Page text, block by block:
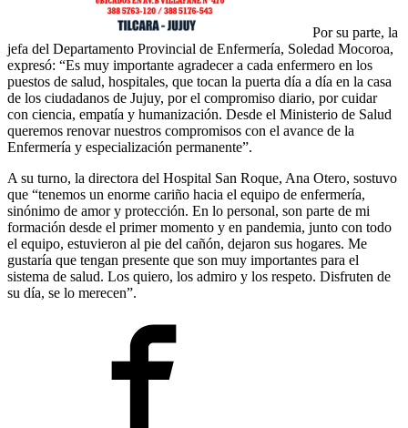
Por su parte, la
jefa del Departamento Provincial de Enfermería, Soledad Mocoroa,
expresó: “Es muy importante agradecer a cada enfermero en los
puestos de salud, hospitales, que tocan la puerta día a día en la casa
de los ciudadanos de Jujuy, por el compromiso diario, por cuidar
con ciencia, empatía y humanización. Desde el Ministerio de Salud
queremos renovar nuestros compromisos con el avance de la
Enfermería y especialización permanente”.
A su turno, la directora del Hospital San Roque, Ana Otero, sostuvo
que “tenemos un enorme cariño hacia el equipo de enfermería,
sinónimo de amor y protección. En lo personal, son parte de mi
formación desde el primer momento y en pandemia, junto con todo
el equipo, estuvieron al pie del cañón, dejaron sus hogares. Me
gustaría que tengan presente que son muy importantes para el
sistema de salud. Los quiero, los admiro y los respeto. Disfruten de
su día, se lo merecen”.